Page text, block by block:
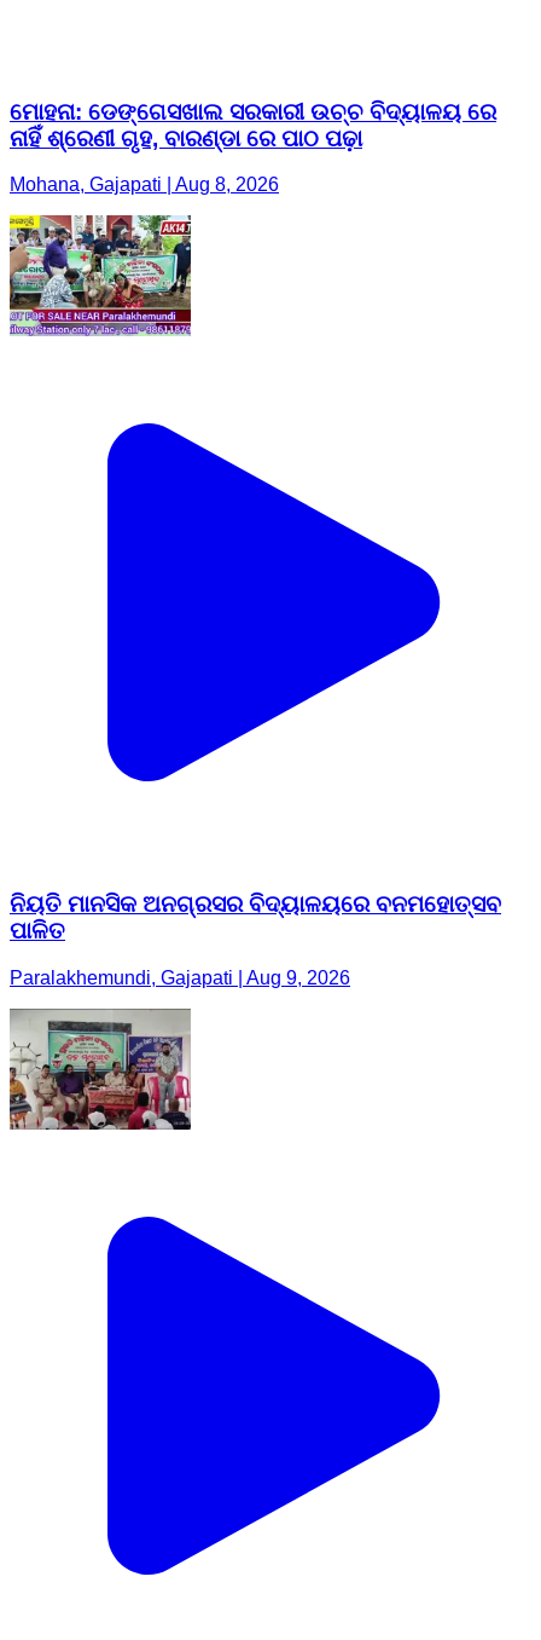
ମୋହନା: ଡେଙ୍ଗେସଖାଲ ସରକାରୀ ଉଚ୍ଚ ବିଦ୍ୟାଳୟ ରେ
ନାହିଁ ଶ୍ରେଣୀ ଗୃହ, ବାରଣ୍ଡା ରେ ପାଠ ପଢ଼ା
Mohana, Gajapati | Aug 8, 2026
ନିୟତି ମାନସିକ ଅନଗ୍ରସର ବିଦ୍ୟାଳୟରେ ବନମହୋତ୍ସବ
ପାଳିତ
Paralakhemundi, Gajapati | Aug 9, 2026